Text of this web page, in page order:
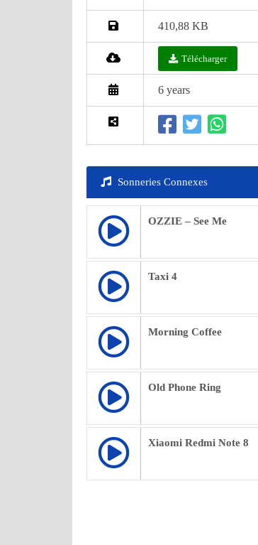
410,88 KB
Télécharger
6 years
Sonneries Connexes
OZZIE – See Me
Taxi 4
Morning Coffee
Old Phone Ring
Xiaomi Redmi Note 8